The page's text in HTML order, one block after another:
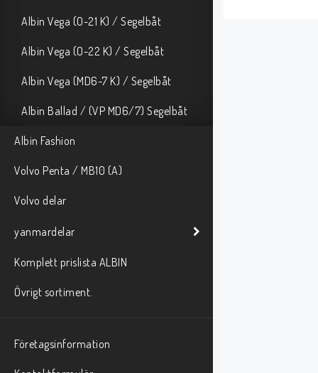
Albin Vega (O-21 K) / Segelbåt
Albin Vega (O-22 K) / Segelbåt
Albin Vega (MD6-7 K) / Segelbåt
Albin Ballad / (VP MD6/7) Segelbåt
Albin Fashion
Volvo Penta / MB10 (A)
Volvo delar
yanmardelar
Komplett prislista ALBIN
Övrigt sortiment.
Företagsinformation